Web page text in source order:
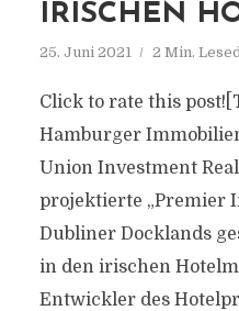
IRISCHEN
25. Juni 2021 2 Min.
Click to rate this
Hamburger
Union Investment
projektierte „Premier
Dubliner Docklands
in den irischen
Entwickler des